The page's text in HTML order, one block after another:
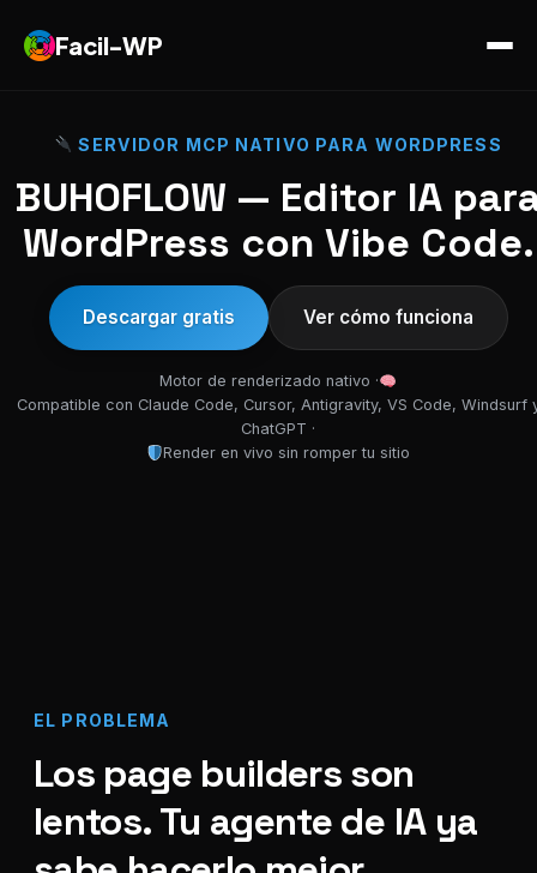
Facil-WP
SERVIDOR MCP NATIVO PARA WORDPRESS
BUHOFLOW — Editor IA
WordPress con Vibe Code.
Descargar gratis Ver cómo funciona
Motor de renderizado nativo ·
Compatible con Claude Code, Cursor, Antigravity, VS Code, Windsurf
ChatGPT ·
Render en vivo sin romper tu sitio
EL PROBLEMA
Los page builders son
lentos. Tu agente de IA ya